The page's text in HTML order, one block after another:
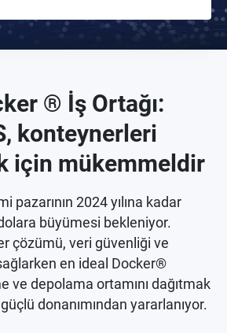
® İş Ortağı:
konteynerleri
için mükemmeldir
pazarının 2024 yılına kadar
büyümesi bekleniyor.
çözümü, veri güvenliği ve
en ideal Docker®
ve depolama ortamını dağıtmak
donanımından yararlanıyor.